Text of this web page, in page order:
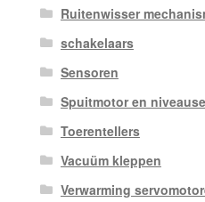
Ruitenwisser
schakelaars
Sensoren
Spuitmotor en
Toerentellers
Vacuüm kleppen
Verwarming